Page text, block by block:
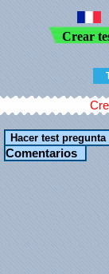
Crear
Comentarios